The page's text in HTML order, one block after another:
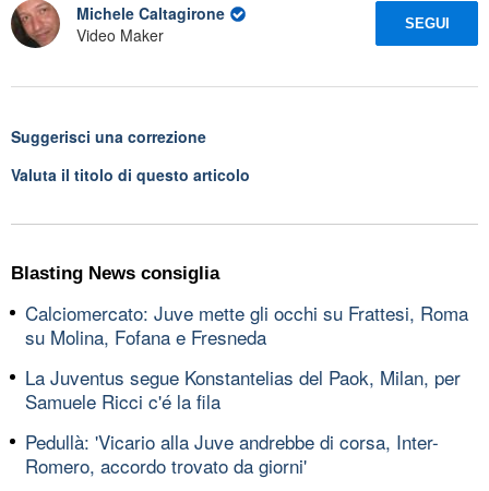
Michele Caltagirone
Video Maker
SEGUI
Suggerisci una correzione
Valuta il titolo di questo articolo
Blasting News consiglia
Calciomercato: Juve mette gli occhi su Frattesi, Roma
su Molina, Fofana e Fresneda
La Juventus segue Konstantelias del Paok, Milan, per
Samuele Ricci c'é la fila
Pedullà: 'Vicario alla Juve andrebbe di corsa, Inter-
Romero, accordo trovato da giorni'